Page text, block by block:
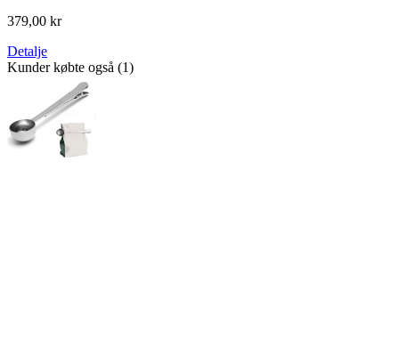
379,00 kr
Detalje
Kunder købte også (1)